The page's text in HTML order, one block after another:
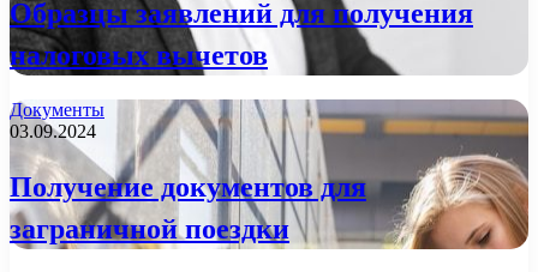
Образцы заявлений для получения
налоговых вычетов
Документы
03.09.2024
Получение документов для
заграничной поездки